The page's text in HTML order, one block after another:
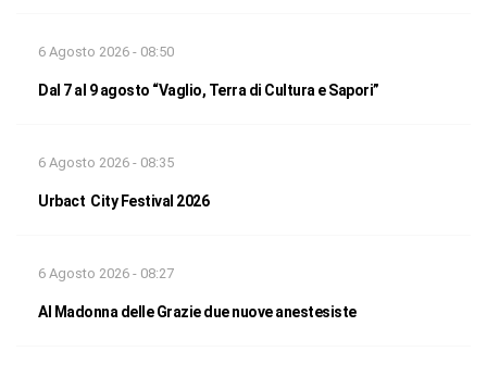
6 Agosto 2026 - 08:50
Dal 7 al 9 agosto “Vaglio, Terra di Cultura e Sapori”
6 Agosto 2026 - 08:35
Urbact City Festival 2026
6 Agosto 2026 - 08:27
Al Madonna delle Grazie due nuove anestesiste